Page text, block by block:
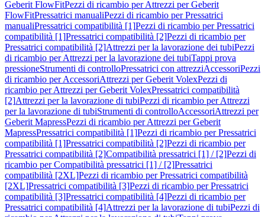
Geberit FlowFitPezzi di ricambio per Attrezzi per Geberit
FlowFitPressatrici manualiPezzi di ricambio per Pressatrici
manualiPressatrici compatibilità [1]Pezzi di ricambio per Pressatrici
compatibilità [1]Pressatrici compatibilità [2]Pezzi di ricambio per
Pressatrici compatibilità [2]Attrezzi per la lavorazione dei tubiPezzi
di ricambio per Attrezzi per la lavorazione dei tubiTappi prova
pressioneStrumenti di controlloPressatrici con attrezziAccessoriPezzi
di ricambio per AccessoriAttrezzi per Geberit VolexPezzi di
ricambio per Attrezzi per Geberit VolexPressatrici compatibilità
[2]Attrezzi per la lavorazione di tubiPezzi di ricambio per Attrezzi
per la lavorazione di tubiStrumenti di controlloAccessoriAttrezzi per
Geberit MapressPezzi di ricambio per Attrezzi per Geberit
MapressPressatrici compatibilità [1]Pezzi di ricambio per Pressatrici
compatibilità [1]Pressatrici compatibilità [2]Pezzi di ricambio per
Pressatrici compatibilità [2]Compatibilità pressatrici [1] / [2]Pezzi di
ricambio per Compatibilità pressatrici [1] / [2]Pressatrici
compatibilità [2XL]Pezzi di ricambio per Pressatrici compatibilità
[2XL]Pressatrici compatibilità [3]Pezzi di ricambio per Pressatrici
compatibilità [3]Pressatrici compatibilità [4]Pezzi di ricambio per
Pressatrici compatibilità [4]Attrezzi per la lavorazione di tubiPezzi di